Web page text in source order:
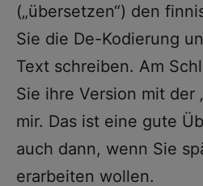
(„übersetzen“) den
Sie die De-Kodierung
Text schreiben. Am
Sie ihre Version mit der
mir. Das ist eine gute
auch dann, wenn Sie
erarbeiten wollen.